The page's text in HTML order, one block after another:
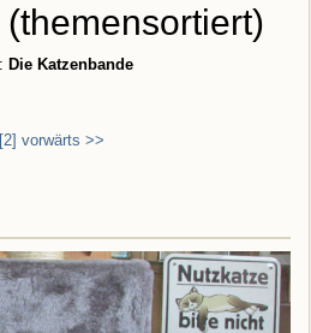
Die Katzenbande
[2] vorwärts >>